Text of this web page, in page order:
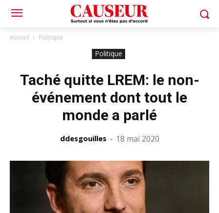
Accueil Politique
Politique
Taché quitte LREM: le non-
événement dont tout le
monde a parlé
ddesgouilles - 18 mai 2020